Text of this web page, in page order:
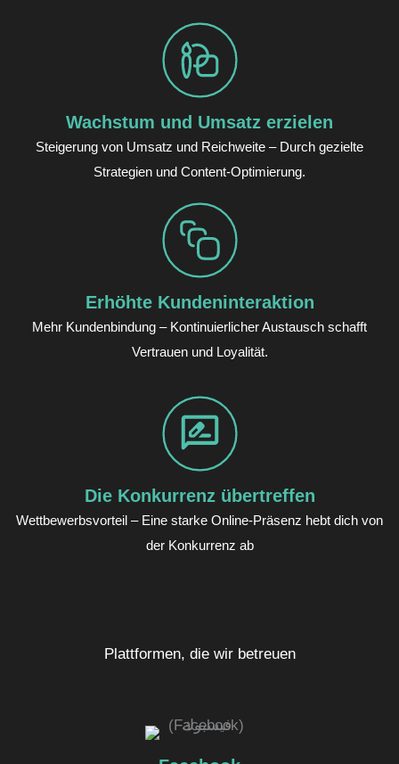
Wachstum und Umsatz erzielen
Steigerung von Umsatz und Reichweite – Durch gezielte
Strategien und Content-Optimierung.
Erhöhte Kundeninteraktion
Mehr Kundenbindung – Kontinuierlicher Austausch schafft
Vertrauen und Loyalität.
Die Konkurrenz übertreffen
Wettbewerbsvorteil – Eine starke Online-Präsenz hebt dich von
der Konkurrenz ab
Plattformen, die wir betreuen